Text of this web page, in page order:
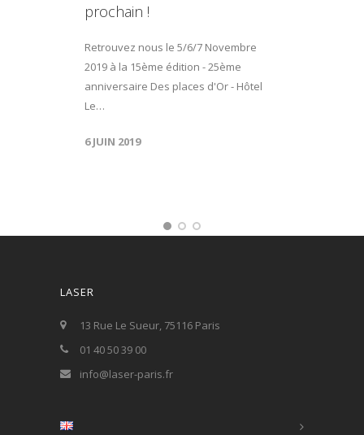
prochain !
Retrouvez nous le 5/6/7 Novembre
2019 à la 15ème édition - 25ème
anniversaire Des places d'Or - Hôtel
Le…
6 JUIN 2019
LASER
13 Rue Le Sueur, 75116 Paris
01 40 50 39 00
info@laser-paris.fr